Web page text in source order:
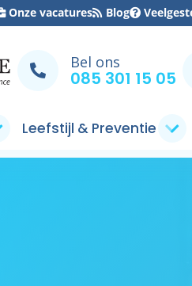
Onze vacatures Blog
Bel ons
085 301 15 05
Leefstijl & Preventie